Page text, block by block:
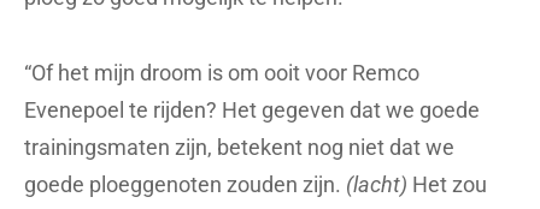
“Of het mijn droom is om ooit voor Remco
Evenepoel te rijden? Het gegeven dat we goede
trainingsmaten zijn, betekent nog niet dat we
goede ploeggenoten zouden zijn. (lacht) Het zou